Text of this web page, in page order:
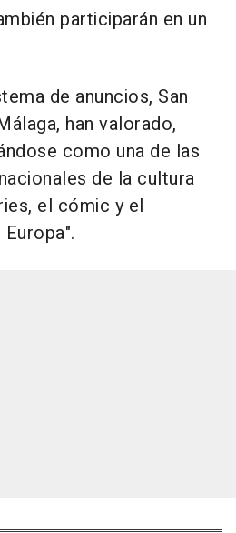
participarán en un
de anuncios, San
han valorado,
como una de las
de la cultura
el cómic y el